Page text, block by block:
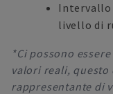
Intervallo
livello di
*Ci possono
valori reali, questo
rappresentante di